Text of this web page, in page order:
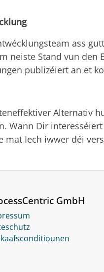
ass
neiste Stand vun den
publizéiert an et
Alternativ
Wann Dir
mat Iech iwwer déi
GmbH